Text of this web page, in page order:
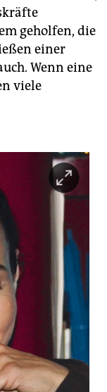
geholfen, die
einer
Wenn eine
viele